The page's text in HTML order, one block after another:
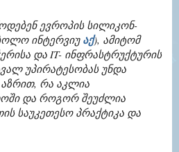
ევროპის სილიკონ-
ინტერვიუ აქ), ამიტომ
და IT- ინფრასტრუქტურის
უპირატესობას უნდა
რა აკლია
და როგორ შეუძლია
საუკეთესო პრაქტიკა და